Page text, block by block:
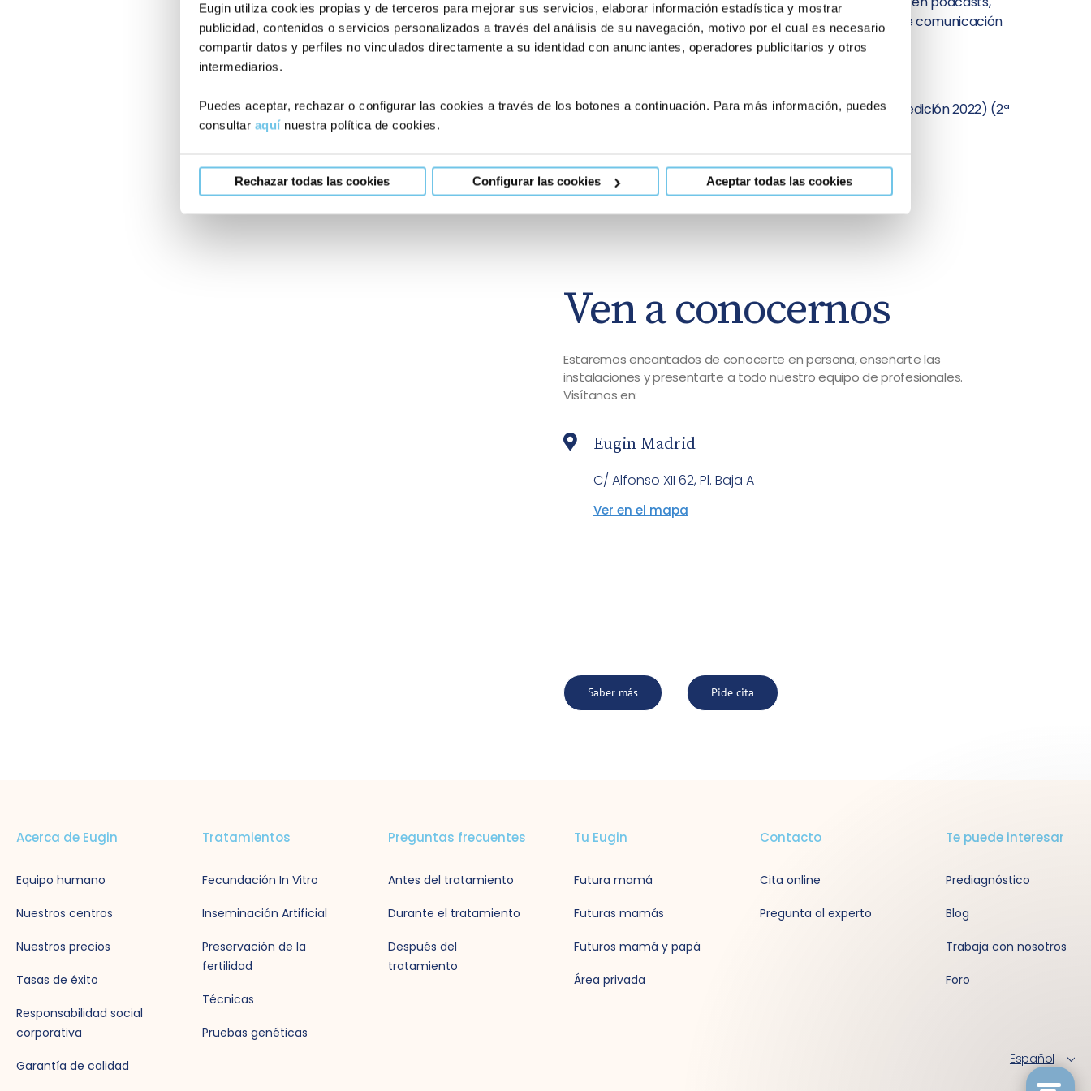
Eugin utiliza cookies propias y de terceros para mejorar sus servicios, elaborar información estadística y mostrar
publicidad, contenidos o servicios personalizados a través del análisis de su navegación, motivo por el cual es necesario
compartir datos y perfiles no vinculados directamente a su identidad con anunciantes, operadores publicitarios y otros
intermediarios.
Puedes aceptar, rechazar o configurar las cookies a través de los botones a continuación. Para más información, puedes
consultar aquínuestra política de cookies.
Rechazar todas las cookies Configurar las cookies Aceptar todas las cookies
sobre fertilidad masculina, genética y
disfunción eréctil. Es autor de varios libros
documentales y medios de comunicación
sobre salud sexual y ETS.
“No hay nada mejor que lo que no se sabe” Editorial Círculo Rojo (1ª edición 2022) (2ª
Ven a conocernos
Estaremos encantados de conocerte en persona, enseñarte las
instalaciones y presentarte a todo nuestro equipo de profesionales.
Visítanos en:
Eugin Madrid
C/ Alfonso XII 62, Pl. Baja A
Ver en el mapa
Saber más Pide cita
Acerca de Eugin
Equipo humano
Nuestros centros
Nuestros precios
Tasas de éxito
Responsabilidad social
corporativa
Garantía de calidad
Tratamientos
Fecundación In Vitro
Inseminación Artificial
Preservación de la
fertilidad
Técnicas
Pruebas genéticas
Preguntas frecuentes
Antes del tratamiento
Durante el tratamiento
Después del
tratamiento
Tu Eugin
Futura mamá
Futuras mamás
Futuros mamá y papá
Área privada
Contacto
Cita online
Pregunta al experto
Te puede interesar
Prediagnóstico
Blog
Trabaja con nosotros
Foro
Español